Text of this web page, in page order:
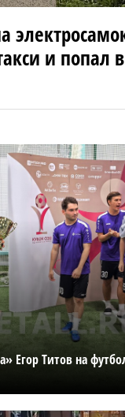
и попал в
Егор Титов на